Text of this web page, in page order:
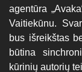
agentūra
Vaitiekūnu.
bus išreikštas
būtina
kūrinių autorių